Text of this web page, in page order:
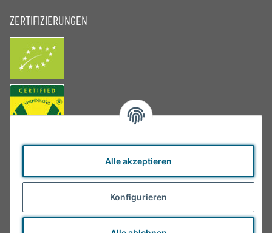
Alle akzeptieren
Konfigurieren
ZERTIFIZIERUNGEN